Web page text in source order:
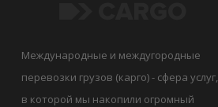
Международные и междугородные
перевозки грузов (карго) - сфера услуг,
в которой мы накопили огромный